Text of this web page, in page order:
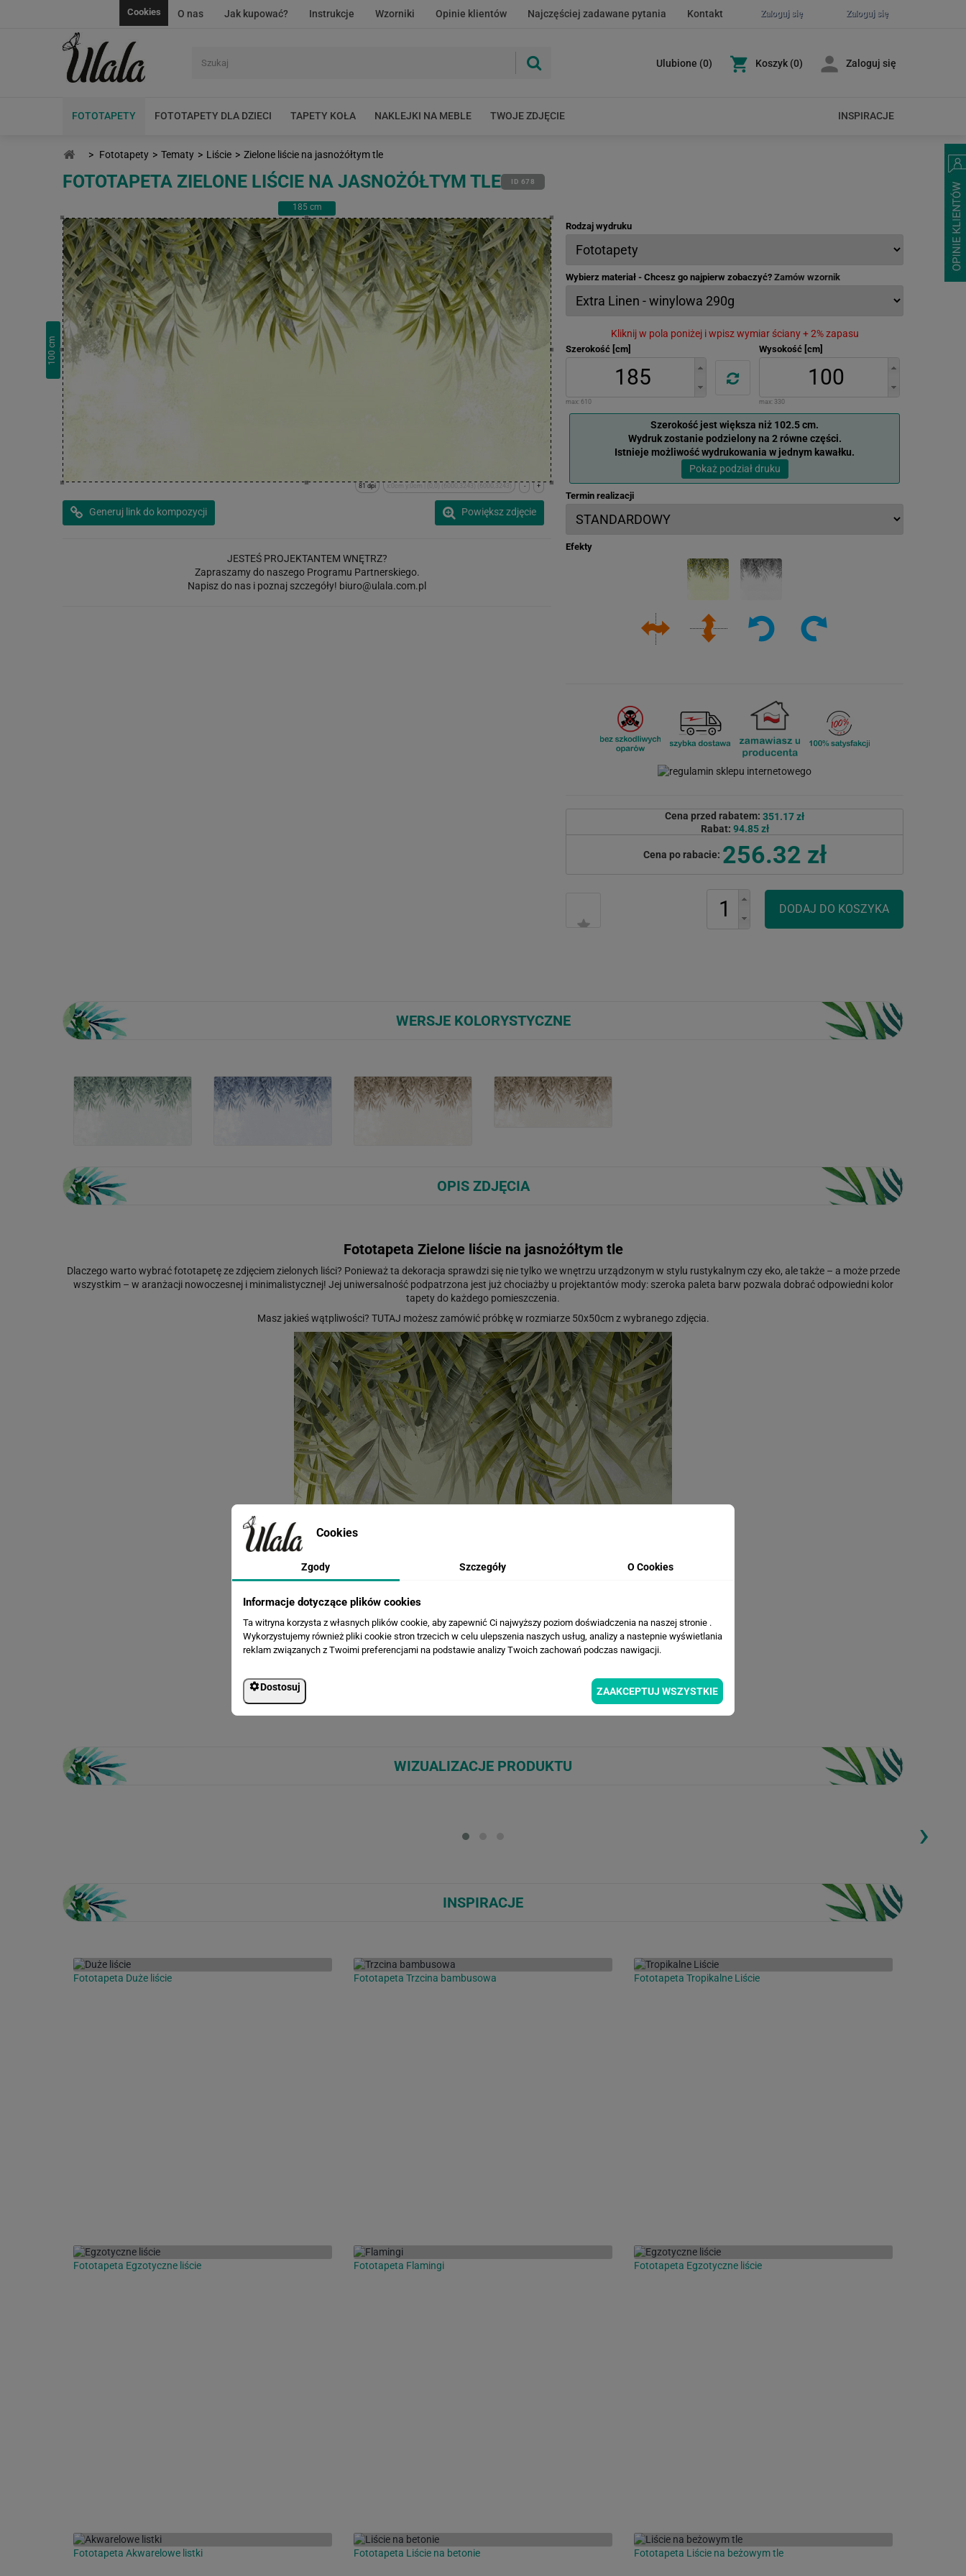
Zaloguj się
Zaloguj się
O nas Jak kupować? Instrukcje Wzorniki Opinie klientów Najczęściej zadawane pytania Kontakt
Cookies
Ulubione (0) Koszyk (0) Zaloguj się
FOTOTAPETY FOTOTAPETY DLA DZIECI TAPETY KOŁA NAKLEJKI NA MEBLE TWOJE ZDJĘCIE INSPIRACJE
> Fototapety > Tematy > Liście > Zielone liście na jasnożółtym tle
FOTOTAPETA ZIELONE LIŚCIE NA JASNOŻÓŁTYM TLE ID 678
185cm
100
cm
+
-
x:0cm y:0cm | (0,0) (6000,3243) (6000,3243)
81 dpi
Powiększ zdjęcie
Generuj link do kompozycji
JESTEŚ PROJEKTANTEM WNĘTRZ?
Zapraszamy do naszego Programu Partnerskiego.
Napisz do nas i poznaj szczegóły! biuro@ulala.com.pl
Rodzaj wydruku
Wybierz materiał - Chcesz go najpierw zobaczyć? Zamów wzornik
Kliknij w pola poniżej i wpisz wymiar ściany + 2% zapasu
Szerokość [cm]
max: 610
Wysokość [cm]
max: 330
Szerokość jest większa niż 102.5 cm.
Wydruk zostanie podzielony na 2 równe części.
Istnieje możliwość wydrukowania w jednym kawałku.
Pokaż podział druku
Termin realizacji
Efekty
Cena przed rabatem: 351.17 zł
Rabat: 94.85 zł
Cena po rabacie: 256.32 zł
WERSJE KOLORYSTYCZNE
OPIS ZDJĘCIA
Fototapeta Zielone liście na jasnożółtym tle
Dlaczego warto wybrać fototapetę ze zdjęciem zielonych liści? Ponieważ ta dekoracja sprawdzi się nie tylko we wnętrzu urządzonym w stylu rustykalnym czy eko, ale także – a może przede
wszystkim – w aranżacji nowoczesnej i minimalistycznej! Jej uniwersalność podpatrzona jest już chociażby u projektantów mody: szeroka paleta barw pozwala dobrać odpowiedni kolor
tapety do każdego pomieszczenia.
Masz jakieś wątpliwości? TUTAJ możesz zamówić próbkę w rozmiarze 50x50cm z wybranego zdjęcia.
WIZUALIZACJE PRODUKTU
Loading...
›
INSPIRACJE
Fototapeta Duże liście Fototapeta Trzcina bambusowa Fototapeta Tropikalne Liście
Fototapeta Egzotyczne liście Fototapeta Flamingi Fototapeta Egzotyczne liście
Fototapeta Akwarelowe listki Fototapeta Liście na betonie Fototapeta Liście na beżowym tle
Cookies
Zgody Szczegóły O Cookies
Informacje dotyczące plików cookies
Ta witryna korzysta z własnych plików cookie, aby zapewnić Ci najwyższy poziom doświadczenia na naszej stronie .
Wykorzystujemy również pliki cookie stron trzecich w celu ulepszenia naszych usług, analizy a nastepnie wyświetlania
reklam związanych z Twoimi preferencjami na podstawie analizy Twoich zachowań podczas nawigacji.
Dostosuj ZAAKCEPTUJ WSZYSTKIE